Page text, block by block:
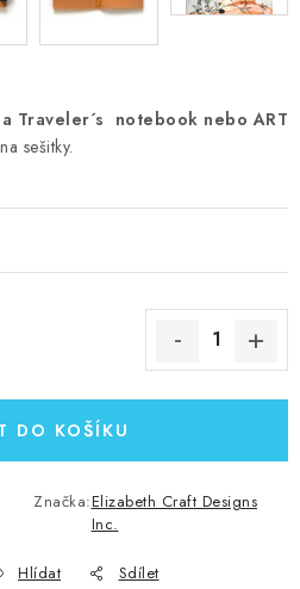
Traveler´s notebook nebo ART
sešitky.
DO KOŠÍKU
Značka:Elizabeth Craft Designs
Inc.
Hlídat Sdílet